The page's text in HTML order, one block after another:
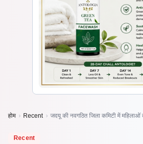
होम › Recent › जदयू की नवगठित जिला कमिटी में
Recent